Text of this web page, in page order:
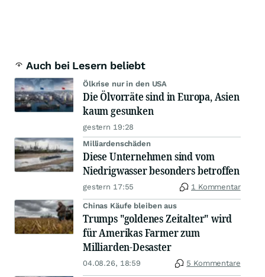
Auch bei Lesern beliebt
Ölkrise nur in den USA
Die Ölvorräte sind in Europa, Asien
kaum gesunken
gestern 19:28
Milliardenschäden
Diese Unternehmen sind vom
Niedrigwasser besonders betroffen
gestern 17:55 1 Kommentar
Chinas Käufe bleiben aus
Trumps "goldenes Zeitalter" wird
für Amerikas Farmer zum
Milliarden-Desaster
04.08.26, 18:59 5 Kommentare